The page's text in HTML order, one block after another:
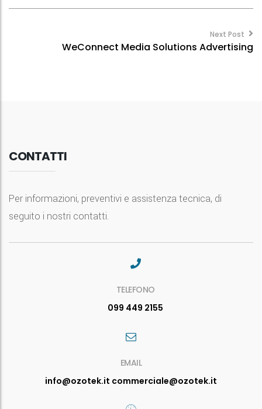
Post
Next Post
WeConnect Media Solutions Advertising
CONTATTI
Per informazioni, preventivi e assistenza tecnica, di
seguito i nostri contatti.
TELEFONO
099 449 2155
EMAIL
info@ozotek.it commerciale@ozotek.it